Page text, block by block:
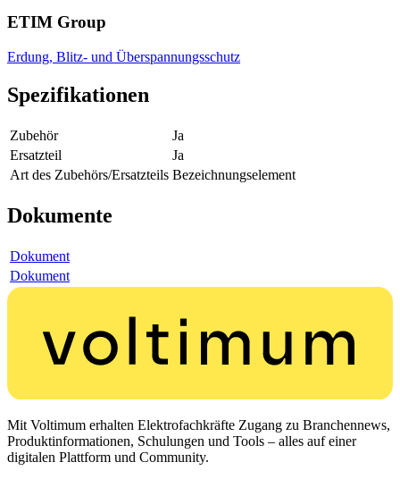
ETIM Group
Erdung, Blitz- und Überspannungsschutz
Spezifikationen
Zubehör
Ja
Ersatzteil
Ja
Art des Zubehörs/Ersatzteils Bezeichnungselement
Dokumente
Dokument
Dokument
Mit Voltimum erhalten Elektrofachkräfte Zugang zu Branchennews,
Produktinformationen, Schulungen und Tools – alles auf einer
digitalen Plattform und Community.